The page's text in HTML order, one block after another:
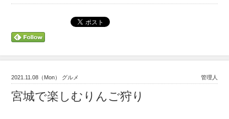
2021.11.08（Mon） グルメ 管理人
宮城で楽しむりんご狩り